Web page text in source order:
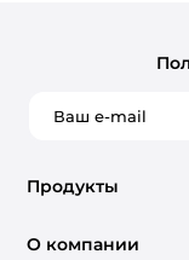
Продукты
O компании